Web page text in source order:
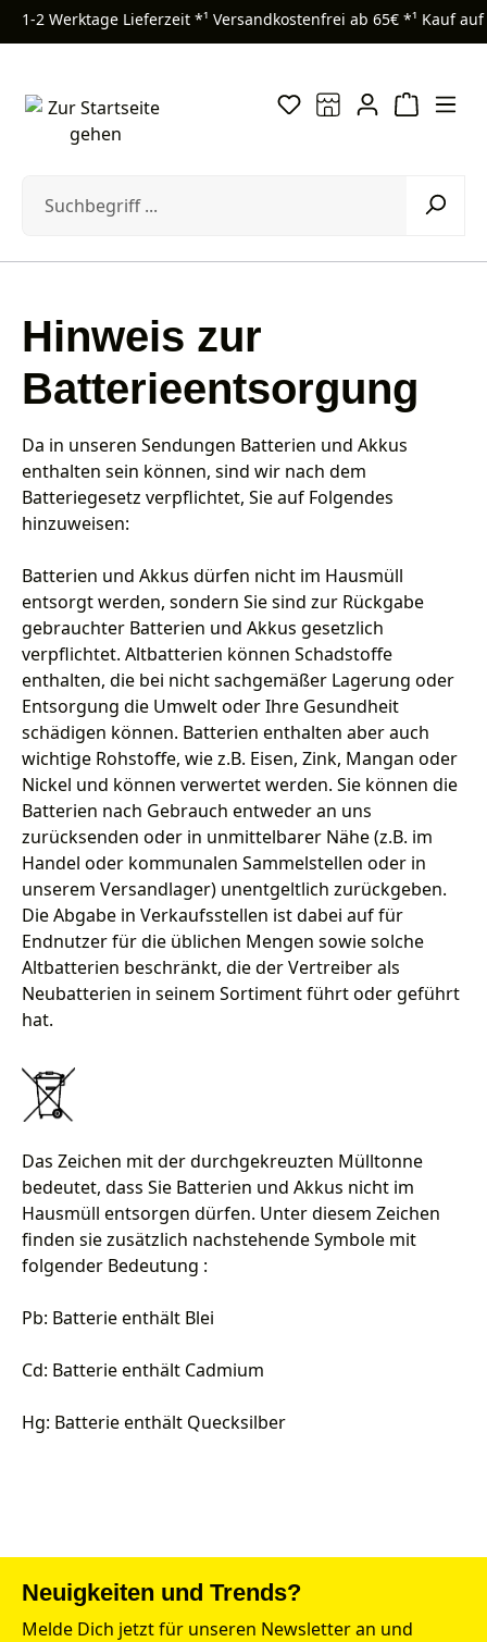
Zum Hauptinhalt springen
1-2 Werktage Lieferzeit *¹ Versandkostenfrei ab 65€ *¹ Kauf
Hinweis zur
Batterieentsorgung
Da in unseren Sendungen Batterien und Akkus
enthalten sein können, sind wir nach dem
Batteriegesetz verpflichtet, Sie auf Folgendes
hinzuweisen:
Batterien und Akkus dürfen nicht im Hausmüll
entsorgt werden, sondern Sie sind zur Rückgabe
gebrauchter Batterien und Akkus gesetzlich
verpflichtet. Altbatterien können Schadstoffe
enthalten, die bei nicht sachgemäßer Lagerung oder
Entsorgung die Umwelt oder Ihre Gesundheit
schädigen können. Batterien enthalten aber auch
wichtige Rohstoffe, wie z.B. Eisen, Zink, Mangan oder
Nickel und können verwertet werden. Sie können die
Batterien nach Gebrauch entweder an uns
zurücksenden oder in unmittelbarer Nähe (z.B. im
Handel oder kommunalen Sammelstellen oder in
unserem Versandlager) unentgeltlich zurückgeben.
Die Abgabe in Verkaufsstellen ist dabei auf für
Endnutzer für die üblichen Mengen sowie solche
Altbatterien beschränkt, die der Vertreiber als
Neubatterien in seinem Sortiment führt oder geführt
hat.
Das Zeichen mit der durchgekreuzten Mülltonne
bedeutet, dass Sie Batterien und Akkus nicht im
Hausmüll entsorgen dürfen. Unter diesem Zeichen
finden sie zusätzlich nachstehende Symbole mit
folgender Bedeutung :
Pb: Batterie enthält Blei
Cd: Batterie enthält Cadmium
Hg: Batterie enthält Quecksilber
Neuigkeiten und Trends?
Melde Dich jetzt für unseren Newsletter an und